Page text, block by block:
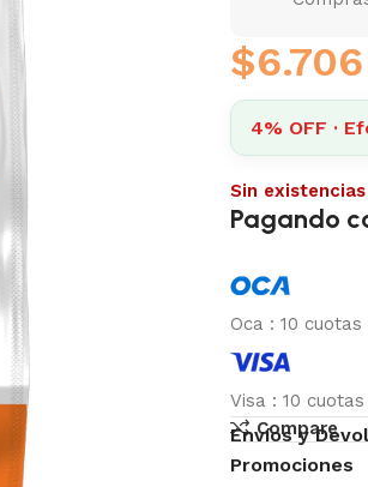
$6.706
4% OFF ·
Sin existencias
Pagando
Oca : 10
Visa : 10
Compare
Envíos y
Promociones